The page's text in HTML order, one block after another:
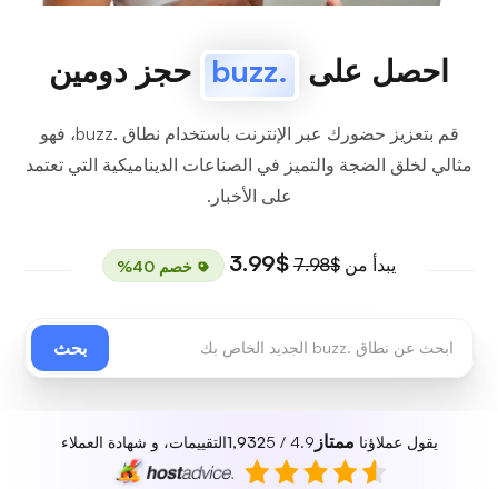
احصل على .buzz حجز دومين
قم بتعزيز حضورك عبر الإنترنت باستخدام نطاق .buzz، فهو
مثالي لخلق الضجة والتميز في الصناعات الديناميكية التي تعتمد
على الأخبار.
يبدأ من $7.98
$3.99 خصم 40%
بحث
يقول عملاؤنا ممتاز 4.9 / 5
1,932التقييمات، و شهادة العملاء